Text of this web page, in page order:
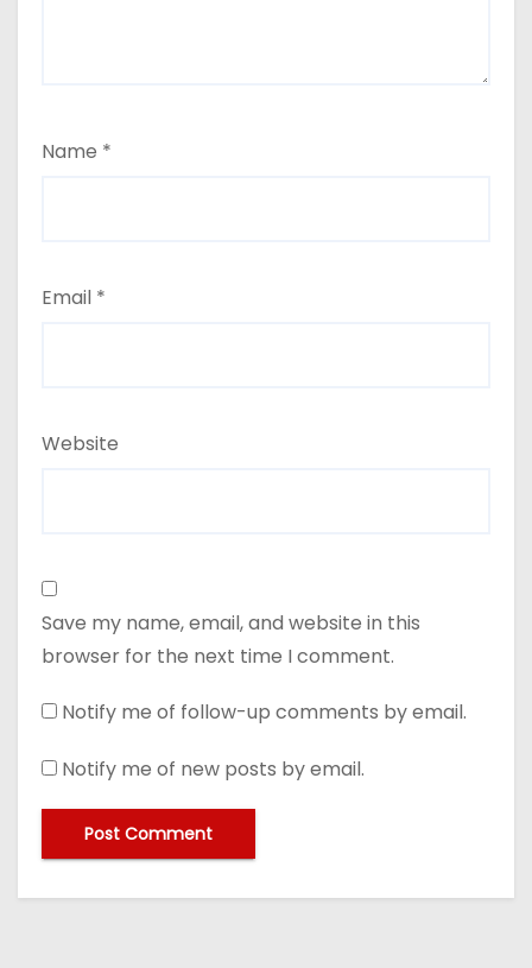
Name *
Email *
Website
Save my name, email, and website in this
browser for the next time I comment.
Notify me of follow-up comments by email.
Notify me of new posts by email.